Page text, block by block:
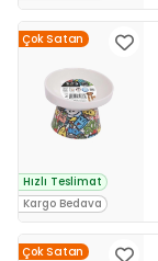
Çok Satan
Hızlı Teslimat
Kargo Bedava
Çok Satan